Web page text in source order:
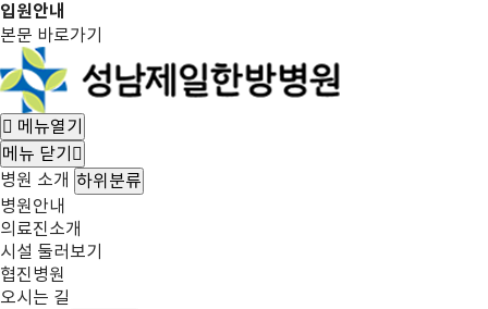
입원안내
본문 바로가기
메뉴열기
메뉴 닫기
병원 소개 하위분류
병원안내
의료진소개
시설 둘러보기
협진병원
오시는 길